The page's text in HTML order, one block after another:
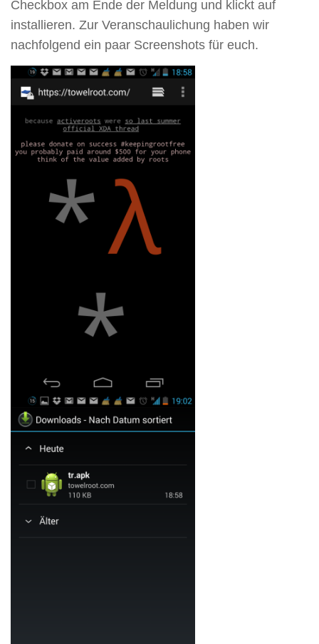
Checkbox am Ende der Meldung und klickt auf
installieren. Zur Veranschaulichung haben wir
nachfolgend ein paar Screenshots für euch.